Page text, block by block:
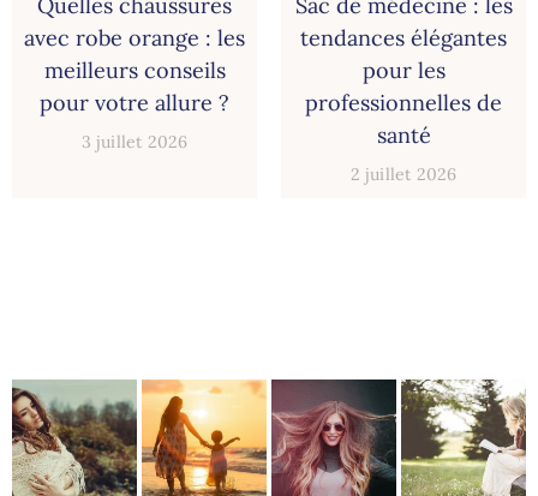
avec robe orange : les
meilleurs conseils
pour votre allure ?
3 juillet 2026
tendances élégantes
pour les
professionnelles de
santé
2 juillet 2026